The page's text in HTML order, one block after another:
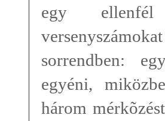
egy
sorrendben:
egyéni,
három